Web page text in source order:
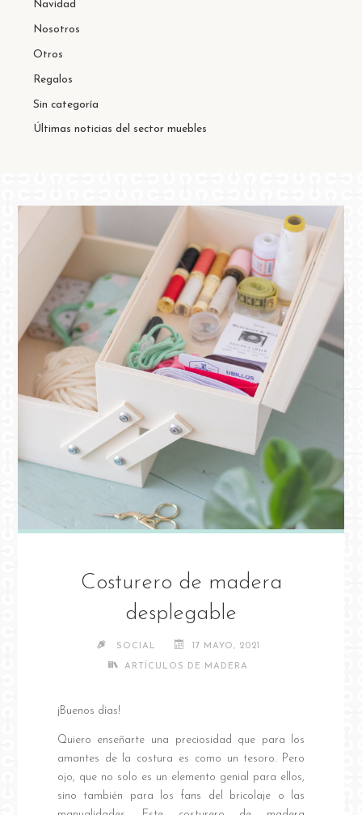
Navidad
Nosotros
Otros
Regalos
Sin categoría
Últimas noticias del sector muebles
Costurero de madera
desplegable
SOCIAL 17 MAYO, 2021
ARTÍCULOS DE MADERA
¡Buenos días!
Quiero enseñarte una preciosidad que para los
amantes de la costura es como un tesoro. Pero
ojo, que no solo es un elemento genial para ellos,
sino también para los fans del bricolaje o las